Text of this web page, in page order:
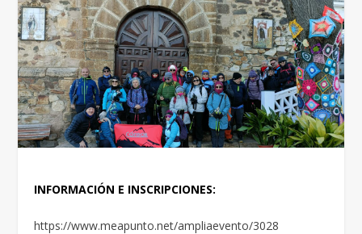
INFORMACIÓN E INSCRIPCIONES:
https://www.meapunto.net/ampliaevento/3028